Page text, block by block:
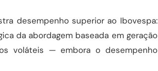
desempenho superior ao Ibovespa:
da abordagem baseada em geração
voláteis — embora o desempenho